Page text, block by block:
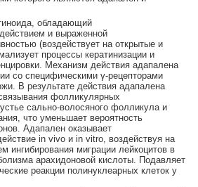
обладающий
и выраженной
(воздействует на открытые и
процессы кератинизации и
Механизм действия адапалена
со специфическими γ-рецепторами
В результате действия адапалена
фолликулярных
сально-волосяного фолликула и
что уменьшает вероятность
Адапален оказывает
in vivo и in vitro, воздействуя на
ингибирования миграции лейкоцитов в
арахидоновой кислоты. Подавляет
реакции полинуклеарных клеток у